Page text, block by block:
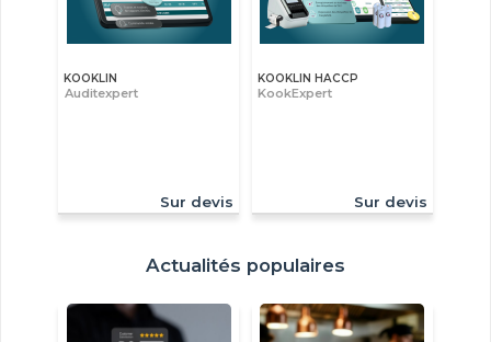
KOOKLIN
Auditexpert
Sur devis
KOOKLIN HACCP
KookExpert
Sur devis
Actualités populaires